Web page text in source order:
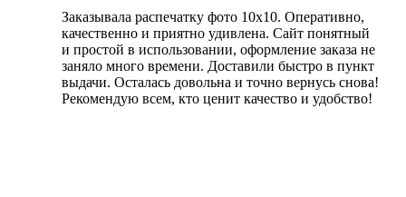
Заказывала распечатку фото 10х10. Оперативно,
качественно и приятно удивлена. Сайт понятный
и простой в использовании, оформление заказа не
заняло много времени. Доставили быстро в пункт
выдачи. Осталась довольна и точно вернусь снова!
Рекомендую всем, кто ценит качество и удобство!